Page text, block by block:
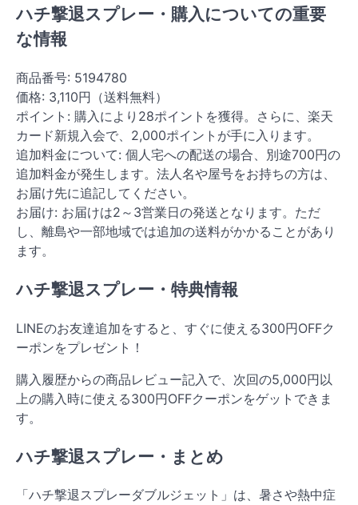
ハチ撃退スプレー・購入についての重要
な情報
商品番号: 5194780
価格: 3,110円（送料無料）
ポイント: 購入により28ポイントを獲得。さらに、楽天
カード新規入会で、2,000ポイントが手に入ります。
追加料金について: 個人宅への配送の場合、別途700円の
追加料金が発生します。法人名や屋号をお持ちの方は、
お届け先に追記してください。
お届け: お届けは2～3営業日の発送となります。ただ
し、離島や一部地域では追加の送料がかかることがあり
ます。
ハチ撃退スプレー・特典情報
LINEのお友達追加をすると、すぐに使える300円OFFク
ーポンをプレゼント！
購入履歴からの商品レビュー記入で、次回の5,000円以
上の購入時に使える300円OFFクーポンをゲットできま
す。
ハチ撃退スプレー・まとめ
「ハチ撃退スプレーダブルジェット」は、暑さや熱中症